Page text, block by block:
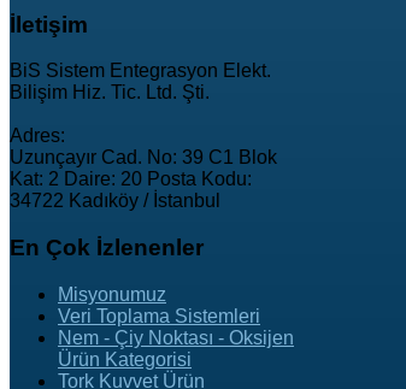
İletişim
BiS Sistem Entegrasyon Elekt.
Bilişim Hiz. Tic. Ltd. Şti.
Adres:
Uzunçayır Cad. No: 39 C1 Blok
Kat: 2 Daire: 20 Posta Kodu:
34722 Kadıköy / İstanbul
En Çok İzlenenler
Misyonumuz
Veri Toplama Sistemleri
Nem - Çiy Noktası - Oksijen
Ürün Kategorisi
Tork Kuvvet Ürün